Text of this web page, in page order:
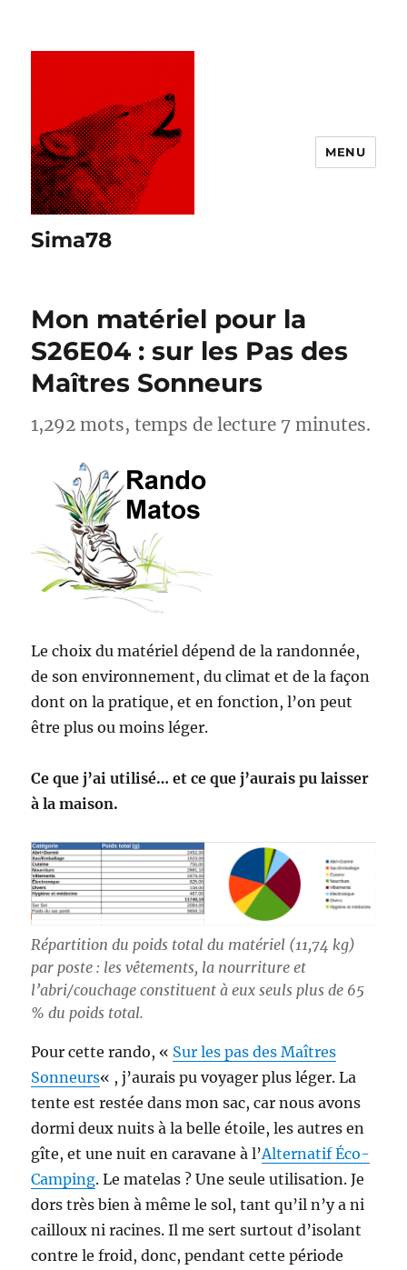
Sima78
MENU
Mon matériel pour la
S26E04 : sur les Pas des
Maîtres Sonneurs
1,292 mots, temps de lecture 7 minutes.
Le choix du matériel dépend de la randonnée,
de son environnement, du climat et de la façon
dont on la pratique, et en fonction, l’on peut
être plus ou moins léger.
Ce que j’ai utilisé… et ce que j’aurais pu laisser
à la maison.
Répartition du poids total du matériel (11,74 kg)
par poste : les vêtements, la nourriture et
l’abri/couchage constituent à eux seuls plus de 65
% du poids total.
Pour cette rando, « Sur les pas des Maîtres
Sonneurs« , j’aurais pu voyager plus léger. La
tente est restée dans mon sac, car nous avons
dormi deux nuits à la belle étoile, les autres en
gîte, et une nuit en caravane à l’Alternatif Éco-
Camping. Le matelas ? Une seule utilisation. Je
dors très bien à même le sol, tant qu’il n’y a ni
cailloux ni racines. Il me sert surtout d’isolant
contre le froid, donc, pendant cette période